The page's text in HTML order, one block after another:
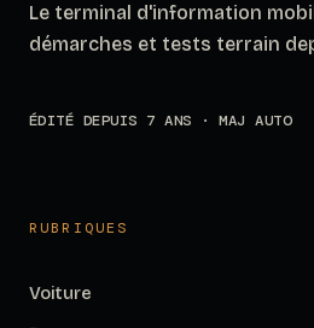
Le terminal d'information
démarches et tests terrain
ÉDITÉ DEPUIS 7 ANS · MAJ AUTO
RUBRIQUES
Voiture